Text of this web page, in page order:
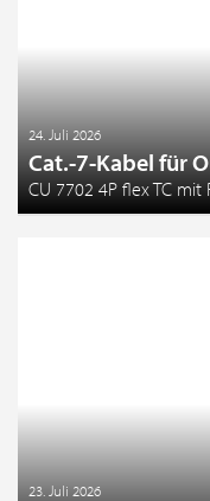
24. Juli 2026
Cat.-7-Kabel für
CU 7702 4P flex TC mit
23. Juli 2026